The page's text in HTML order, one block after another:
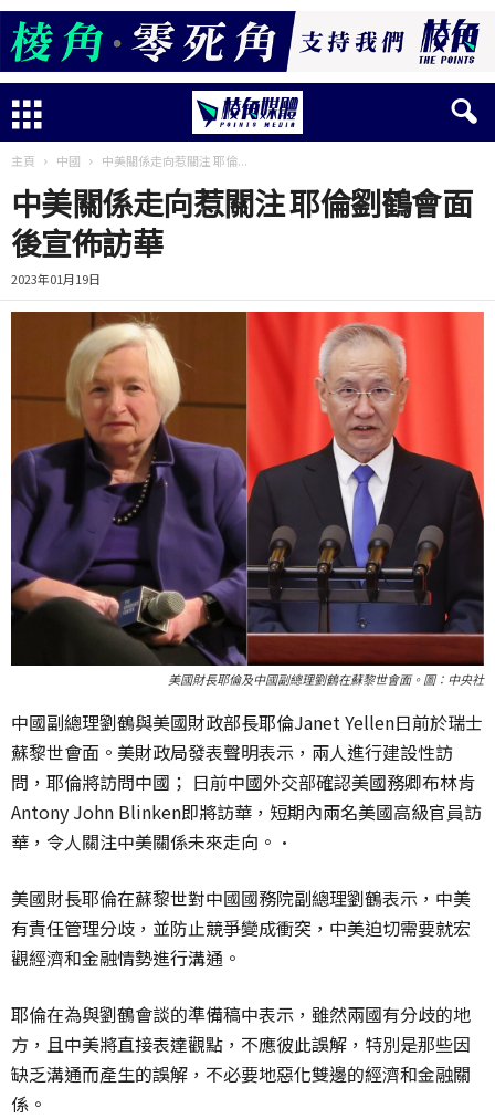
主頁 中國 中美關係走向惹關注 耶倫...
中美關係走向惹關注 耶倫劉鶴會面
後宣佈訪華
2023年01月19日
美國財長耶倫及中國副總理劉鶴在蘇黎世會面。圖：中央社
中國副總理劉鶴與美國財政部長耶倫Janet Yellen日前於瑞士
蘇黎世會面。美財政局發表聲明表示，兩人進行建設性訪
問，耶倫將訪問中國； 日前中國外交部確認美國務卿布林肯
Antony John Blinken即將訪華，短期內兩名美國高級官員訪
華，令人關注中美關係未來走向。·
美國財長耶倫在蘇黎世對中國國務院副總理劉鶴表示，中美
有責任管理分歧，並防止競爭變成衝突，中美迫切需要就宏
觀經濟和金融情勢進行溝通。
耶倫在為與劉鶴會談的準備稿中表示，雖然兩國有分歧的地
方，且中美將直接表達觀點，不應彼此誤解，特別是那些因
缺乏溝通而產生的誤解，不必要地惡化雙邊的經濟和金融關
係。